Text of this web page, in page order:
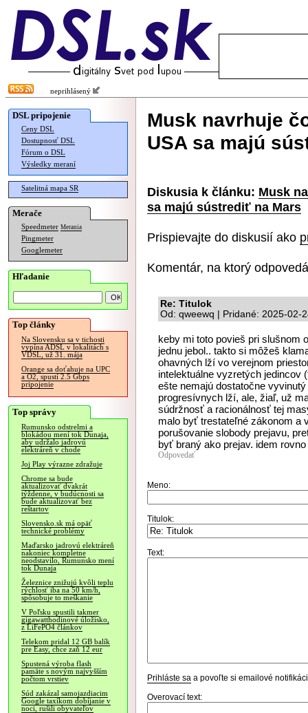
neprihlásený
DSL pripojenie
Ceny DSL
Dostupnosť DSL
Fórum o DSL
Výsledky meraní
Satelitná mapa SR
Merače
Speedmeter Merania
Pingmeter
Googlemeter
Hľadanie
Top články
Na Slovensku sa v tichosti
vypína ADSL v lokalitách s
VDSL, už 31. mája
Orange sa doťahuje na UPC
a O2, spustí 2.5 Gbps
pripojenie
Top správy
Rumunsko odstrelmi a
blokádou mení tok Dunaja,
aby udržalo jadrovú
elektráreň v chode
Joj Play výrazne zdražuje
Chrome sa bude
aktualizovať dvakrát
týždenne, v budúcnosti sa
bude aktualizovať bez
reštartov
Slovensko.sk má opäť
technické problémy
Maďarsko jadrovú elektráreň
nakoniec kompletne
neodstavilo, Rumunsko mení
tok Dunaja
Železnice znižujú kvôli teplu
rýchlosť iba na 50 km/h,
spôsobuje to meškanie
V Poľsku spustili takmer
gigawatthodinové úložisko,
z LiFePO4 článkov
Telekom pridal 12 GB balík
pre Easy, chce zaň 12 eur
Spustená výroba flash
pamäte s novým najvyšším
počtom vrstiev
Súd zakázal samojazdiacim
Google taxíkom dobíjanie v
noci, rušili obyvateľov
Musk navrhuje
USA sa majú
Diskusia k článku: Musk
sa majú sústrediť na Mars
Prispievajte do diskusií ako
Komentár, na ktorý
Re: Titulok
Od: qweewq | Pridané: 2025-02-
keby mi toto povieš pri slušnom
jednu jebol.. takto si môžeš
ohavných lží vo verejnom
intelektuálne vyzretých jedincov
ešte nemajú dostatočne
progresívnych lží, ale, žiaľ, už
súdržnosť a racionálnosť tej
malo byť trestateľné zákonom a
porušovanie slobody prejavu,
byť braný ako prejav. idem
Odpovedať
Meno:
Titulok:
Text:
Prihláste sa a povoľte si emailové
Overovací text: